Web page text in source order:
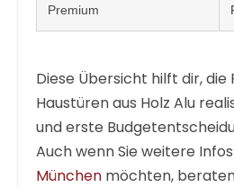
Premium
Diese Übersicht hilft dir, die
Haustüren aus Holz Alu
und erste
Auch wenn Sie weitere
München möchten,